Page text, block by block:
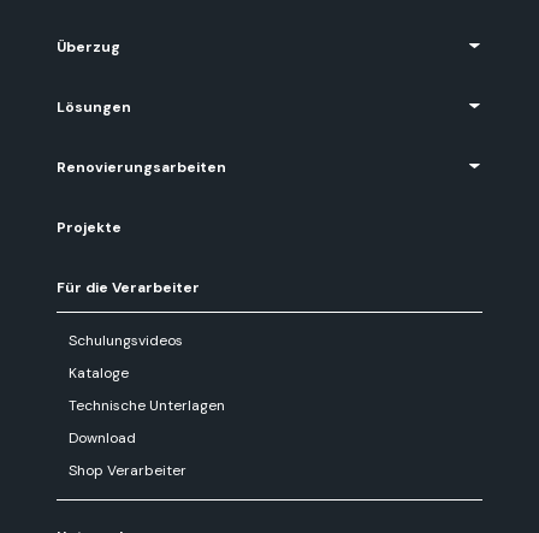
Überzug
Lösungen
Renovierungsarbeiten
Projekte
Für die Verarbeiter
Schulungsvideos
Kataloge
Technische Unterlagen
Download
Shop Verarbeiter